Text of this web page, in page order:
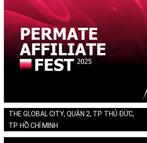
THE GLOBAL CITY, QUẬN 2, TP. THỦ ĐỨC,
TP. HỒ CHÍ MINH